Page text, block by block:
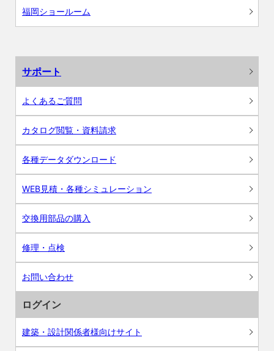
福岡ショールーム
サポート
よくあるご質問
カタログ閲覧・資料請求
各種データダウンロード
WEB見積・各種シミュレーション
交換用部品の購入
修理・点検
お問い合わせ
ログイン
建築・設計関係者様向けサイト